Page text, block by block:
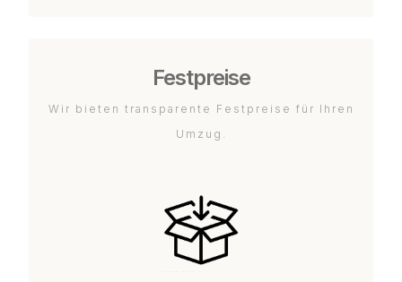
Festpreise
Wir bieten transparente Festpreise für Ihren
Umzug.